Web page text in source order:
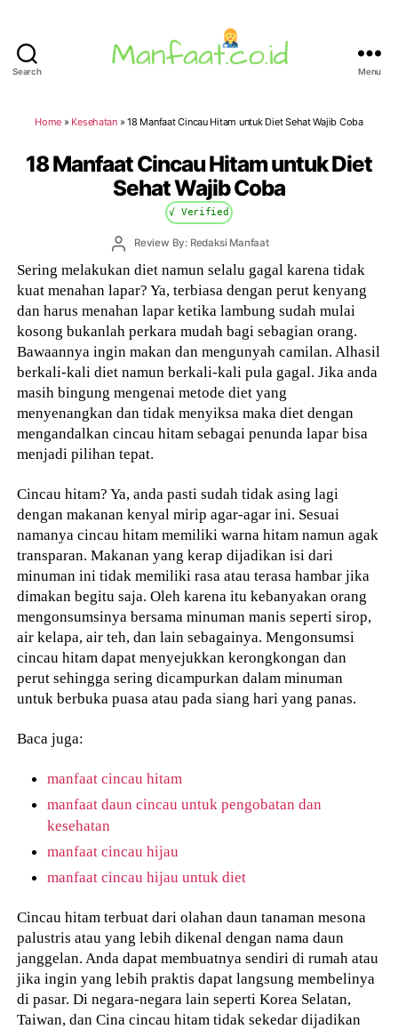
Search Menu
Home » Kesehatan»18 Manfaat Cincau Hitam untuk Diet Sehat Wajib Coba
18 Manfaat Cincau Hitam untuk Diet
Sehat Wajib Coba
√ Verified
PostReview By: Redaksi Manfaat
Sering melakukan diet namun selalu gagal karena tidak
kuat menahan lapar? Ya, terbiasa dengan perut kenyang
dan harus menahan lapar ketika lambung sudah mulai
kosong bukanlah perkara mudah bagi sebagian orang.
Bawaannya ingin makan dan mengunyah camilan. Alhasil
berkali-kali diet namun berkali-kali pula gagal. Jika anda
masih bingung mengenai metode diet yang
menyenangkan dan tidak menyiksa maka diet dengan
mengandalkan cincau hitam sebagai penunda lapar bisa
menjadi pilihan tepat.
Cincau hitam? Ya, anda pasti sudah tidak asing lagi
dengan makanan kenyal mirip agar-agar ini. Sesuai
namanya cincau hitam memiliki warna hitam namun agak
transparan. Makanan yang kerap dijadikan isi dari
minuman ini tidak memiliki rasa atau terasa hambar jika
dimakan begitu saja. Oleh karena itu kebanyakan orang
mengonsumsinya bersama minuman manis seperti sirop,
air kelapa, air teh, dan lain sebagainya. Mengonsumsi
cincau hitam dapat menyejukkan kerongkongan dan
perut sehingga sering dicampurkan dalam minuman
untuk berbuka puasa atau pada siang hari yang panas.
Baca juga:
manfaat cincau hitam
manfaat daun cincau untuk pengobatan dan
kesehatan
manfaat cincau hijau
manfaat cincau hijau untuk diet
Cincau hitam terbuat dari olahan daun tanaman mesona
palustris atau yang lebih dikenal dengan nama daun
janggelan. Anda dapat membuatnya sendiri di rumah atau
jika ingin yang lebih praktis dapat langsung membelinya
di pasar. Di negara-negara lain seperti Korea Selatan,
Taiwan, dan Cina cincau hitam tidak sekedar dijadikan